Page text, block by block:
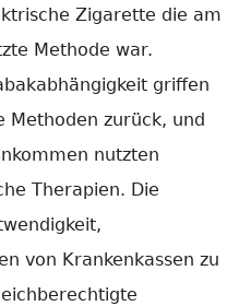
Zigarette die am
Methode war.
griffen
Methoden zurück, und
nutzten
Therapien. Die
von Krankenkassen zu